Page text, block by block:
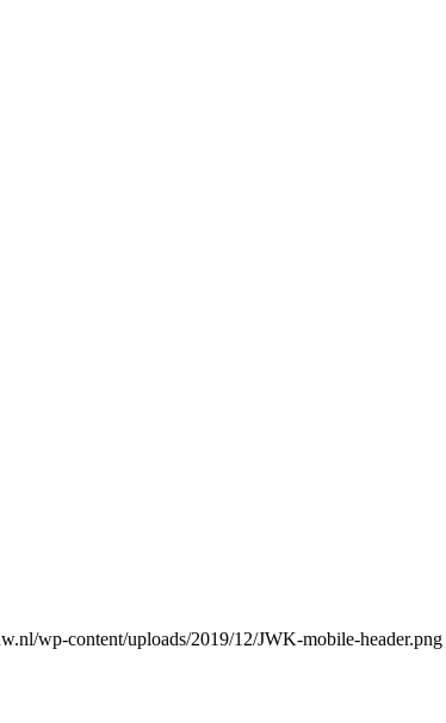
wp-content/uploads/2019/12/JWK-mobile-header.png